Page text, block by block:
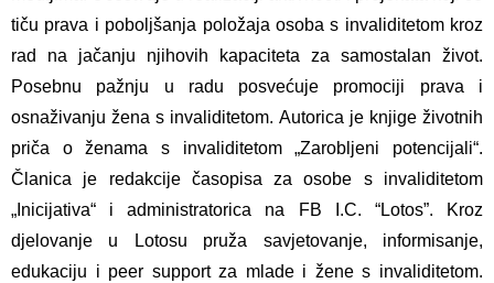
tiču prava i poboljšanja položaja osoba s invaliditetom kroz
rad na jačanju njihovih kapaciteta za samostalan život.
Posebnu pažnju u radu posvećuje promociji prava i
osnaživanju žena s invaliditetom. Autorica je knjige životnih
priča o ženama s invaliditetom „Zarobljeni potencijali“.
Članica je redakcije časopisa za osobe s invaliditetom
„Inicijativa“ i administratorica na FB I.C. “Lotos”. Kroz
djelovanje u Lotosu pruža savjetovanje, informisanje,
edukaciju i peer support za mlade i žene s invaliditetom.